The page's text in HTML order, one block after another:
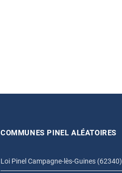
COMMUNES PINEL ALÉATOIRES
Loi Pinel Campagne-lès-Guines (62340)